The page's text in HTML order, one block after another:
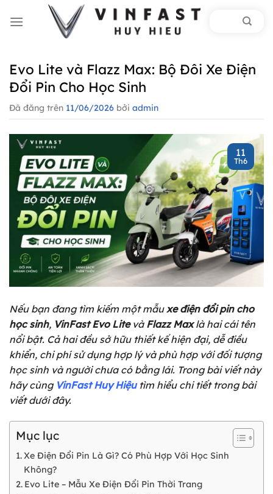
đến
Evo Lite và Flazz Max: Bộ Đôi Xe Điện
Đổi Pin Cho Học Sinh
Đã đăng trên 11/06/2026 bởi admin
11
Th6
Nếu bạn đang tìm kiếm một mẫu xe điện đổi pin cho
học sinh, VinFast Evo Litevà Flazz Maxlà hai cái tên
nổi bật. Cả hai đều sở hữu thiết kế hiện đại, dễ điều
khiển, chi phí sử dụng hợp lý và phù hợp với đối tượng
học sinh và người chưa có bằng lái. Trong bài viết này
hãy cùng VinFast Huy Hiệutìm hiểu chi tiết trong bài
viết dưới đây.
Mục lục
Xe Điện Đổi Pin Là Gì? Có Phù Hợp Với Học Sinh
Không?
Evo Lite – Mẫu Xe Điện Đổi Pin Thời Trang